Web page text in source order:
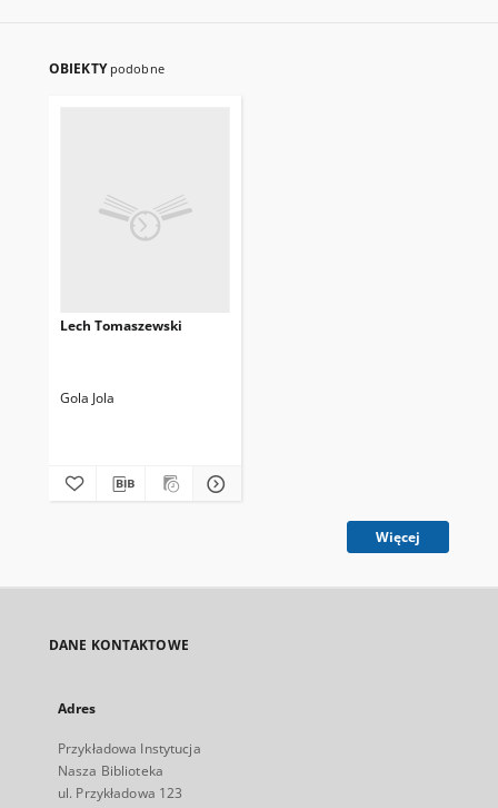
OBIEKTY podobne
Lech Tomaszewski
Gola Jola
Więcej
DANE KONTAKTOWE
Adres
Przykładowa Instytucja
Nasza Biblioteka
ul. Przykładowa 123